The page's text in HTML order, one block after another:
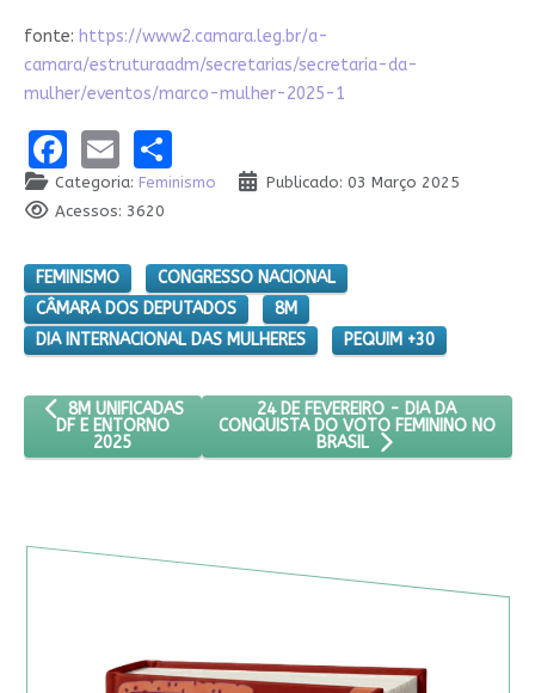
fonte: https://www2.camara.leg.br/a-
camara/estruturaadm/secretarias/secretaria-da-
mulher/eventos/marco-mulher-2025-1
Facebook
EmailShare
Categoria: Feminismo
Publicado: 03 Março 2025
Acessos: 3620
FEMINISMO
CONGRESSO NACIONAL
CÂMARA DOS DEPUTADOS
8M
DIA INTERNACIONAL DAS MULHERES
PEQUIM +30
ARTIGO ANTERIOR: 8M UNIFICADAS DF E ENTORNO 2025
8M UNIFICADAS
DF E ENTORNO
2025
PRÓXIMO ARTIGO: 24 DE
24 DE FEVEREIRO - DIA DA
CONQUISTA DO VOTO FEMININO NO
BRASIL